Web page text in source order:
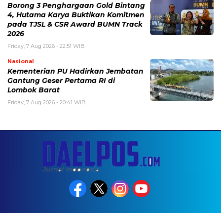
Borong 3 Penghargaan Gold Bintang
4, Hutama Karya Buktikan Komitmen
pada TJSL & CSR Award BUMN Track
2026
Friday, 7 Aug 2026 - 22:51 WIB
Nasional
Kementerian PU Hadirkan Jembatan
Gantung Geser Pertama RI di
Lombok Barat
Friday, 7 Aug 2026 - 20:41 WIB